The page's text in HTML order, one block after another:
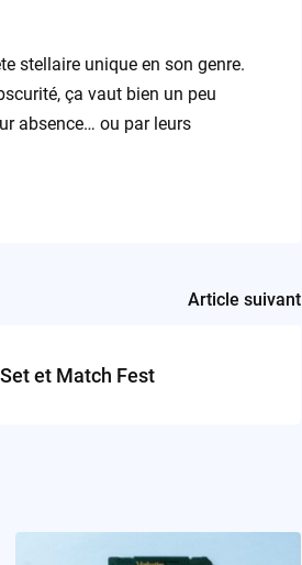
stellaire unique en son genre.
ça vaut bien un peu
absence… ou par leurs
Article suivant
et Match Fest